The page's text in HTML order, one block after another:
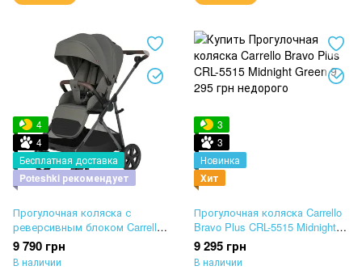
4
4
Бесплатная доставка
Poteshki рекомендует
Прогулочная коляска с
реверсивным блоком Carrello
Costa CRL-5543 Echo Grey
9 790 грн
В наличии
3
3
Новинка
Хит
Прогулочная коляска Carrello
Bravo Plus CRL-5515 Midnight
Green
9 295 грн
В наличии